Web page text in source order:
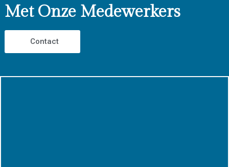
Met Onze Medewerkers
Contact